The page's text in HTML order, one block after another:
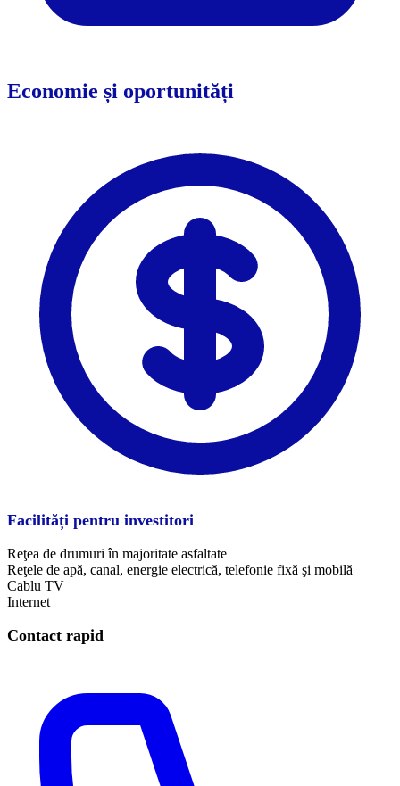
Economie și oportunități
Facilități pentru investitori
Reţea de drumuri în majoritate asfaltate
Reţele de apă, canal, energie electrică, telefonie fixă şi mobilă
Cablu TV
​Internet
Contact rapid